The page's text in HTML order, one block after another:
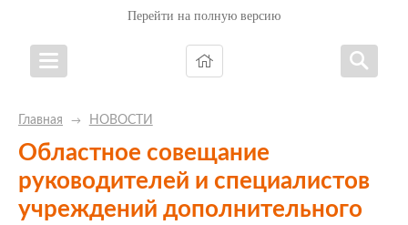
Перейти на полную версию
Главная → НОВОСТИ
Областное совещание
руководителей и специалистов
учреждений дополнительного